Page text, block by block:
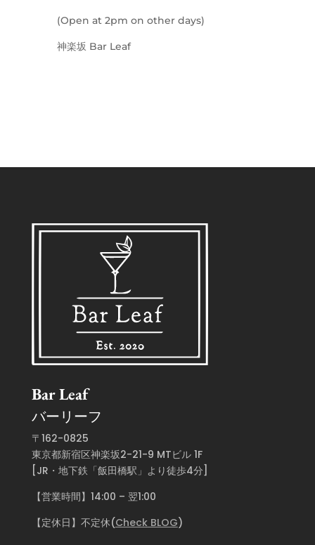
(Open at 2pm on other days)
神楽坂 Bar Leaf
Bar Leaf
バーリーフ
〒162-0825
東京都新宿区神楽坂2-21-9 MTビル 1F
[JR・地下鉄「飯田橋駅」より徒歩4分]
【営業時間】14:00 – 翌1:00
【定休日】不定休(Check BLOG)